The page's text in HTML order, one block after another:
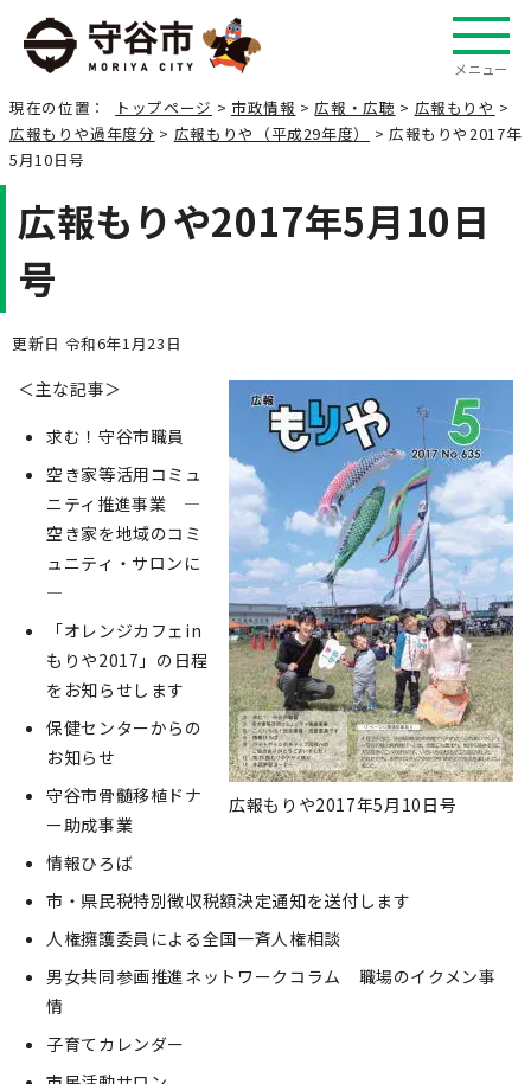
メニュー
現在の位置： トップページ > 市政情報 >広報・広聴 > 広報もりや >
広報もりや過年度分 > 広報もりや（平成29年度）
> 広報もりや2017年
5月10日号
広報もりや2017年5月10日
号
更新日 令和6年1月23日
広報もりや2017年5月10日号
＜主な記事＞
求む！守谷市職員
空き家等活用コミュ
ニティ推進事業 ―
空き家を地域のコミ
ュニティ・サロンに
―
「オレンジカフェin
もりや2017」の日程
をお知らせします
保健センターからの
お知らせ
守谷市骨髄移植ドナ
ー助成事業
情報ひろば
市・県民税特別徴収税額決定通知を送付します
人権擁護委員による全国一斉人権相談
男女共同参画推進ネットワークコラム 職場のイクメン事
情
子育てカレンダー